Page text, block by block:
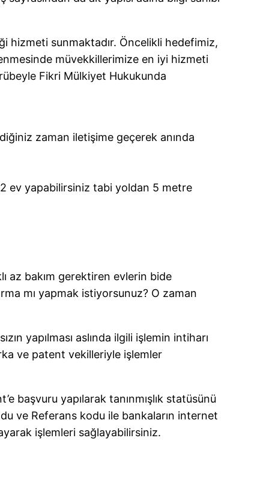
hizmeti sunmaktadır. Öncelikli hedefimiz,
müvekkillerimize en iyi hizmeti
Fikri Mülkiyet Hukukunda
zaman iletişime geçerek anında
ev yapabilirsiniz tabi yoldan 5 metre
az bakım gerektiren evlerin bide
mı yapmak istiyorsunuz? O zaman
yapılması aslında ilgili işlemin intiharı
ve patent vekilleriyle işlemler
başvuru yapılarak tanınmışlık statüsünü
ve Referans kodu ile bankaların internet
işlemleri sağlayabilirsiniz.